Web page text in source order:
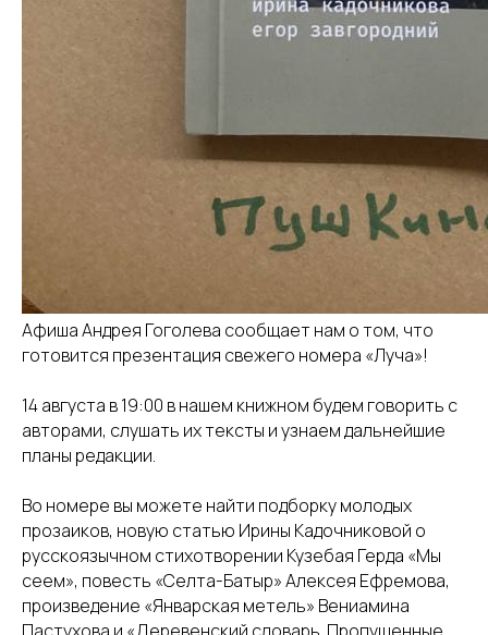
Афиша Андрея Гоголева сообщает нам о том, что
готовится презентация свежего номера «Луча»!
14 августа в 19:00 в нашем книжном будем говорить с
авторами, слушать их тексты и узнаем дальнейшие
планы редакции.
Во номере вы можете найти подборку молодых
прозаиков, новую статью Ирины Кадочниковой о
русскоязычном стихотворении Кузебая Герда «Мы
сеем», повесть «Селта-Батыр» Алексея Ефремова,
произведение «Январская метель» Вениамина